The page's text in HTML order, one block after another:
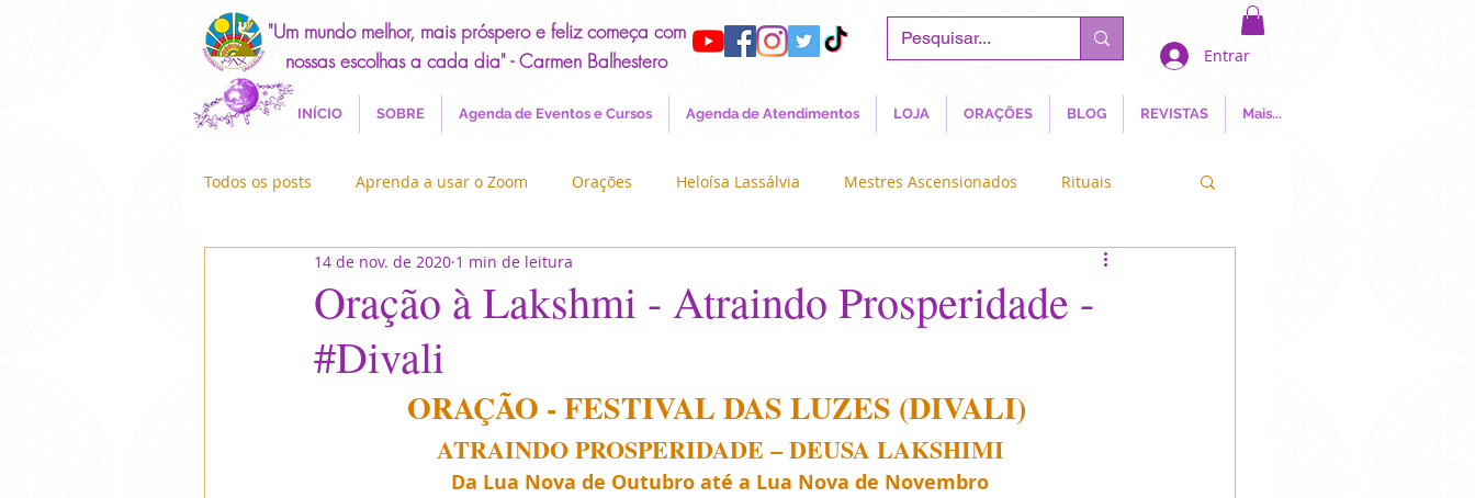
"Um mundo melhor, mais próspero e feliz começa com
nossas escolhas a cada dia" - Carmen Balhestero
Entrar
INÍCIO SOBRE Agenda de Eventos e Cursos Agenda de Atendimentos LOJA ORAÇÕES BLOG REVISTAS Mais...
Todos os posts Aprenda a usar o Zoom Orações Heloísa Lassálvia Mestres Ascensionados Rituais
Canalizações Exercícios Crianças da Nova Era
Reino Angélico EcoPax
Oração à Lakshmi - Atraindo Prosperidade -
#Divali
14 de nov. de 2020 1 min de leitura
ORAÇÃO - FESTIVAL DAS LUZES (DIVALI)
ATRAINDO PROSPERIDADE – DEUSA LAKSHIMI
Da Lua Nova de Outubro até a Lua Nova de Novembro